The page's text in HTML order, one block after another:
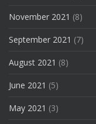
November 2021 (8)
September 2021 (7)
August 2021 (8)
June 2021 (5)
May 2021 (3)